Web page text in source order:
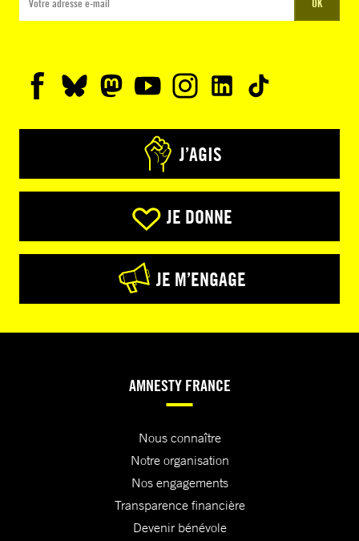
OK
J’AGIS
JE DONNE
JE M’ENGAGE
AMNESTY FRANCE
Nous connaître
Notre organisation
Nos engagements
Transparence financière
Devenir bénévole